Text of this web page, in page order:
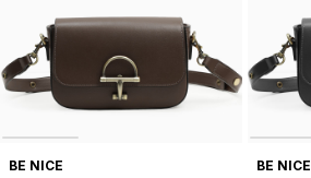
BE NICE BE NICE